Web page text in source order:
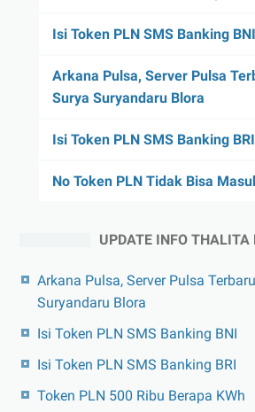
Isi Token PLN SMS Banking BNI
Arkana Pulsa, Server Pulsa
Surya Suryandaru Blora
Isi Token PLN SMS Banking BRI
No Token PLN Tidak Bisa
UPDATE INFO THALITA
Arkana Pulsa, Server Pulsa
Suryandaru Blora
Isi Token PLN SMS Banking BNI
Isi Token PLN SMS Banking BRI
Token PLN 500 Ribu Berapa KWh